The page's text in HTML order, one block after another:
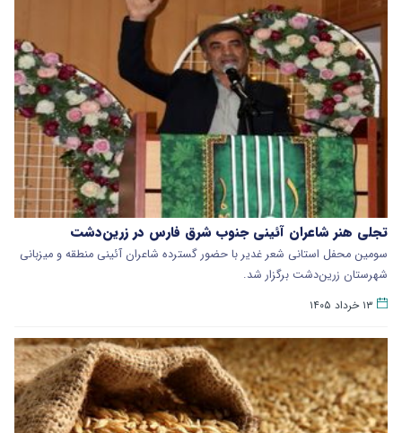
تجلی هنر شاعران آئینی جنوب شرق فارس در زرین‌دشت
سومین محفل استانی شعر غدیر با حضور گسترده شاعران آئینی منطقه و میزبانی
شهرستان زرین‌دشت برگزار شد.
۱۳ خرداد ۱۴۰۵